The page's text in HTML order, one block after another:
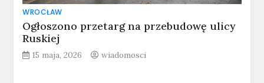
WROCŁAW
Ogłoszono przetarg na przebudowę ulicy
Ruskiej
15 maja, 2026 wiadomosci